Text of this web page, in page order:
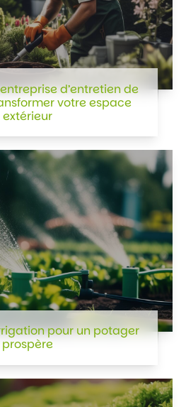
d’entretien de
votre espace
extérieur
pour un potager
prospère